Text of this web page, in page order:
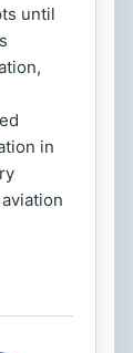
until
in